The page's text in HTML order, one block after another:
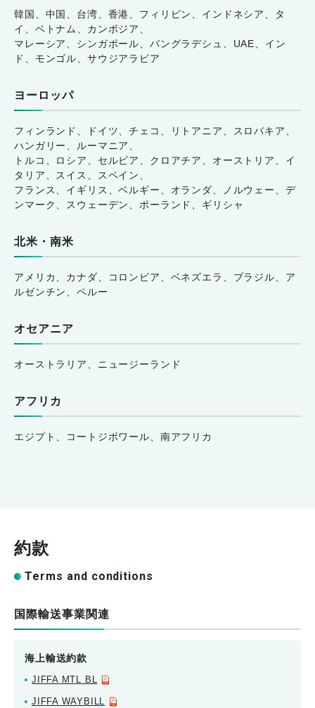
韓国、中国、台湾、香港、フィリピン、インドネシア、タ
イ、ベトナム、カンボジア、
マレーシア、シンガポール、バングラデシュ、UAE、イン
ド、モンゴル、サウジアラビア
ヨーロッパ
フィンランド、ドイツ、チェコ、リトアニア、スロバキア、
ハンガリー、ルーマニア、
トルコ、ロシア、セルビア、クロアチア、オーストリア、イ
タリア、スイス、スペイン、
フランス、イギリス、ベルギー、オランダ、ノルウェー、デ
ンマーク、スウェーデン、ポーランド、ギリシャ
北米・南米
アメリカ、カナダ、コロンビア、ベネズエラ、ブラジル、ア
ルゼンチン、ペルー
オセアニア
オーストラリア、ニュージーランド
アフリカ
エジプト、コートジボワール、南アフリカ
約款
Terms and conditions
国際輸送事業関連
海上輸送約款
JIFFA MTL BL
JIFFA WAYBILL